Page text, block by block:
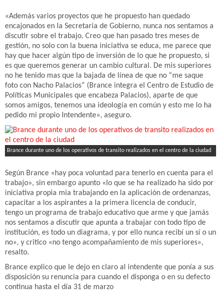
«Además varios proyectos que he propuesto han quedado
encajonados en la Secretaria de Gobierno, nunca nos sentamos a
discutir sobre el trabajo. Creo que han pasado tres meses de
gestión, no solo con la buena iniciativa se educa, me parece que
hay que hacer algún tipo de inversión de lo que he propuesto, si
es que queremos generar un cambio cultural. De mis superiores
no he tenido mas que la bajada de línea de que no “me saque
foto con Nacho Palacios” (Brance integra el Centro de Estudio de
Políticas Municipales que encabeza Palacios), aparte de que
somos amigos, tenemos una ideología en común y esto me lo ha
pedido mi propio Intendente», aseguro.
Brance durante uno de los operativos de transito realizados en el centro de la ciudad
Según Brance «hay poca voluntad para tenerlo en cuenta para el
trabajo», sin embargo apunto «lo que se ha realizado ha sido por
iniciativa propia mia trabajando en la aplicación de ordenanzas,
capacitar a los aspirantes a la primera licencia de conducir,
tengo un programa de trabajo educativo que arme y que jamás
nos sentamos a discutir que apunta a trabajar con todo tipo de
institución, es todo un diagrama, y por ello nunca recibí un sí o un
no», y critico «no tengo acompañamiento de mis superiores»,
resalto.
Brance explico que le dejo en claro al intendente que ponía a sus
disposición su renuncia para cuando el disponga o en su defecto
continua hasta el día 31 de marzo